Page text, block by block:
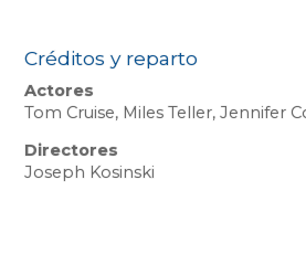
Créditos y reparto
Actores
Tom Cruise, Miles Teller, Jennifer
Directores
Joseph Kosinski